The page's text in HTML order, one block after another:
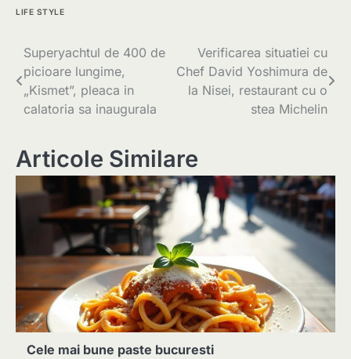
LIFE STYLE
Navigare
în
articole
Superyachtul de 400 de
picioare lungime,
„Kismet”, pleaca in
calatoria sa inaugurala
Verificarea situatiei cu
Chef David Yoshimura de
la Nisei, restaurant cu o
stea Michelin
Articole Similare
Cele mai bune paste bucuresti